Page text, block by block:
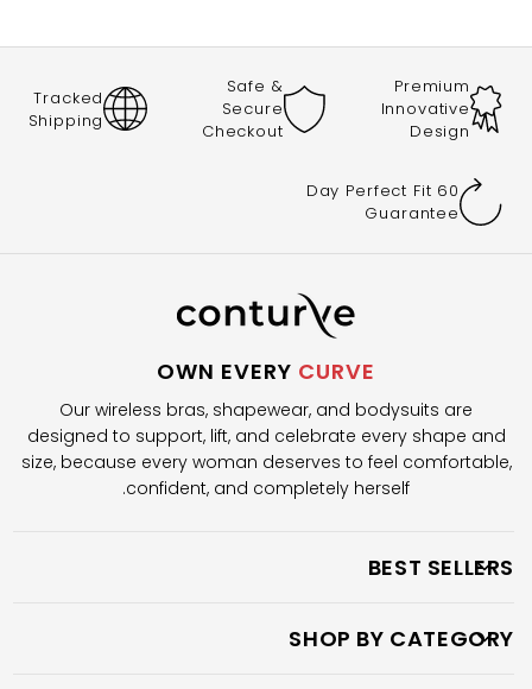
Premium
Innovative
Design
Safe &
Secure
Checkout
Tracked
Shipping
60 Day Perfect Fit
Guarantee
OWN EVERYCURVE
Our wireless bras, shapewear, and bodysuits are
designed to support, lift, and celebrate every shape and
size, because every woman deserves to feel comfortable,
confident, and completely herself.
BEST SELLERS
SHOP BY CATEGORY